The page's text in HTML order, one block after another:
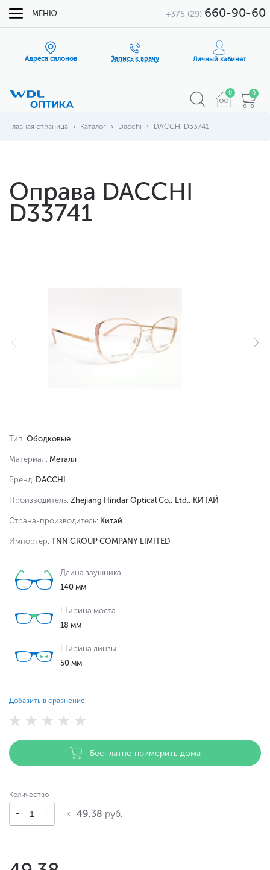
МЕНЮ +375 (29) 660-90-60
Адреса салонов Запись к врачу Личный кабинет
0 0
Главная страница Каталог Dacchi DACCHI D33741
Оправа DACCHI
D33741
Тип: Ободковые
Материал: Металл
Бренд: DACCHI
Производитель: Zhejiang Hindar Optical Co., Ltd., КИТАЙ
Страна-производитель: Китай
Импортер: TNN GROUP COMPANY LIMITED
Длина заушника
140 мм
Ширина моста
18 мм
Ширина линзы
50 мм
Добавить в сравнение
Бесплатно примерить дома
Количество
49.38 руб.